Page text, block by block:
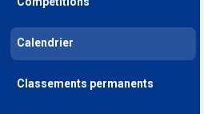
Calendrier
Classements permanents